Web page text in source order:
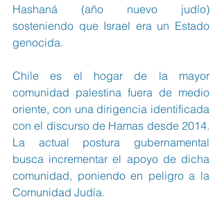
Hashaná (año nuevo judío)
sosteniendo que Israel era un Estado
genocida.
Chile es el hogar de la mayor
comunidad palestina fuera de medio
oriente, con una dirigencia identificada
con el discurso de Hamas desde 2014.
La actual postura gubernamental
busca incrementar el apoyo de dicha
comunidad, poniendo en peligro a la
Comunidad Judía.